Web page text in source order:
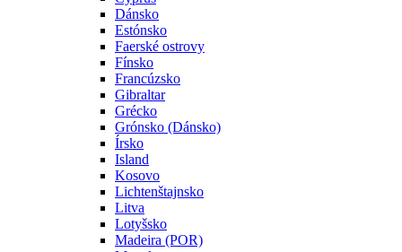
Dánsko
Estónsko
Faerské ostrovy
Fínsko
Francúzsko
Gibraltar
Grécko
Grónsko (Dánsko)
Írsko
Island
Kosovo
Lichtenštajnsko
Litva
Lotyšsko
Madeira (POR)